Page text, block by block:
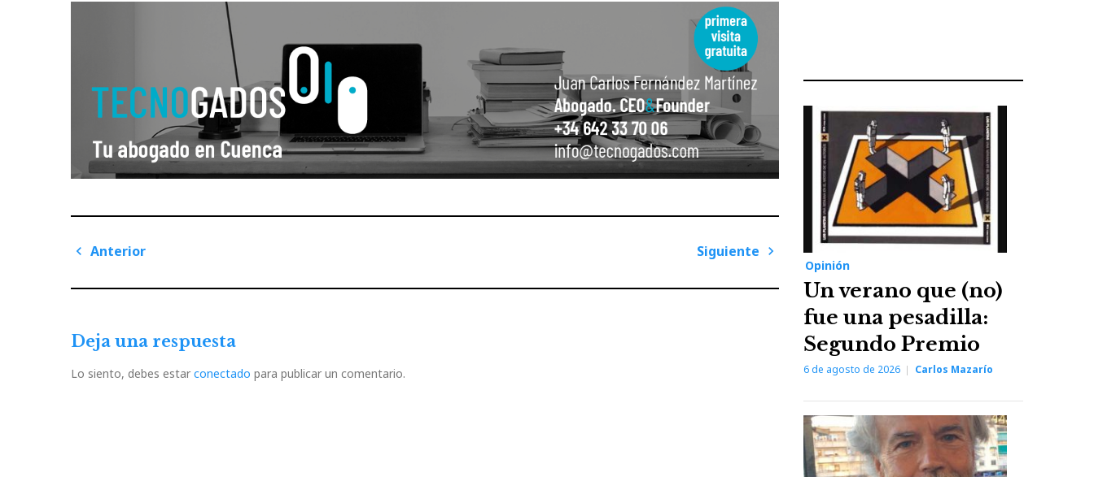
Navegación
de
Anterior
Siguiente
Deja una respuesta
Lo siento, debes estar conectado para publicar un comentario.
Opinión
Un verano que (no)
fue una pesadilla:
Segundo Premio
6 de agosto de 2026 Carlos Mazarío